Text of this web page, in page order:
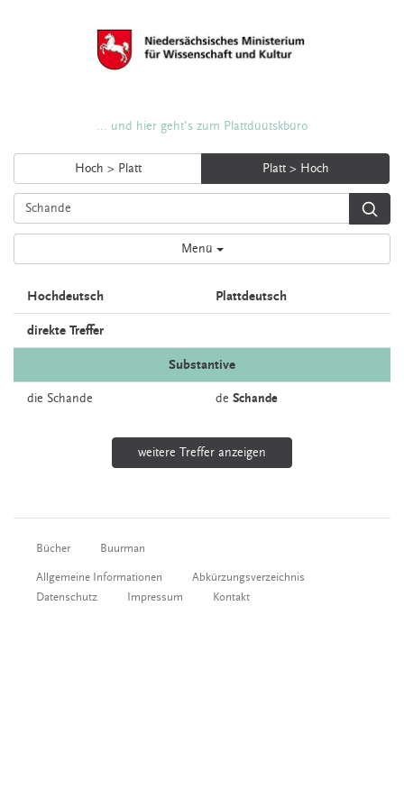
... und hier geht's zum Plattdüütskbüro
Hoch > Platt Platt > Hoch
Menü
Hochdeutsch Plattdeutsch
direkte Treffer
Substantive
die Schande de Schande
weitere Treffer anzeigen
Bücher Buurman
Allgemeine Informationen
Abkürzungsverzeichnis
Datenschutz
Impressum Kontakt